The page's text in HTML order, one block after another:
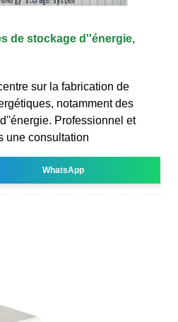
de stockage d''énergie,
sur la fabrication de
notamment des
Professionnel et
une consultation
WhatsApp